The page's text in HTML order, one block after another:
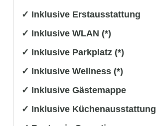
✓ Inklusive Erstausstattung
✓ Inklusive WLAN (*)
✓ Inklusive Parkplatz (*)
✓ Inklusive Wellness (*)
✓ Inklusive Gästemappe
✓ Inklusive Küchenausstattung